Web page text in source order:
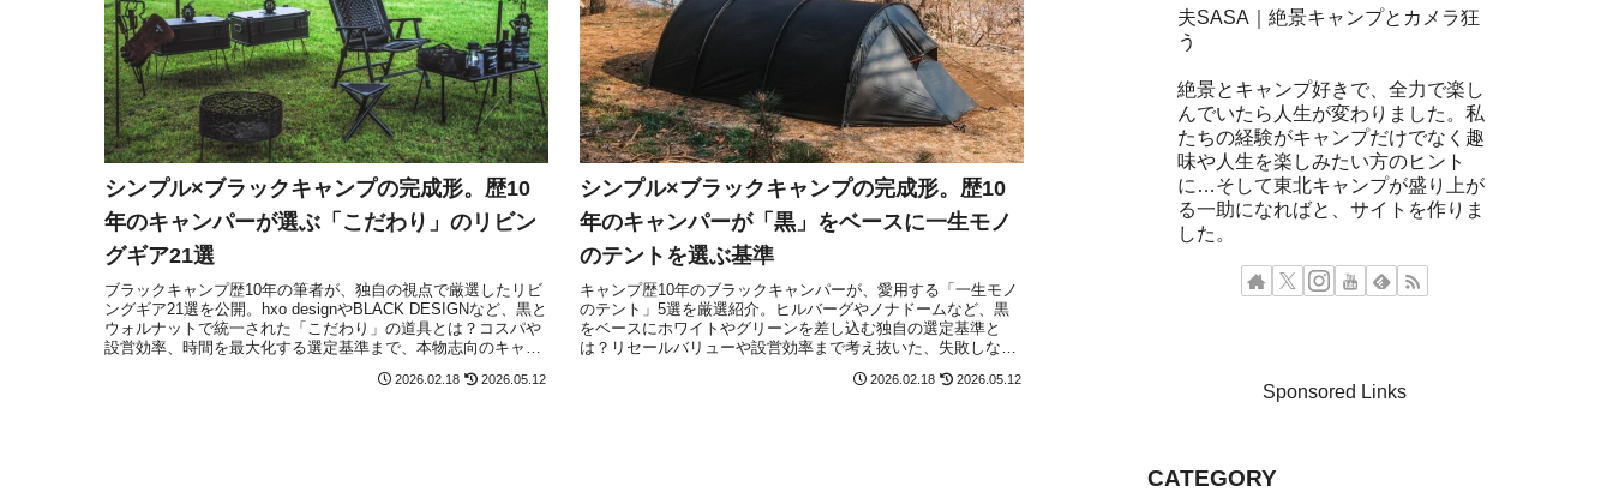
シンプル×ブラックキャンプの完成形。歴10
年のキャンパーが選ぶ「こだわり」のリビン
グギア21選
ブラックキャンプ歴10年の筆者が、独自の視点で厳選したリビ
ングギア21選を公開。hxo designやBLACK DESIGNなど、黒と
ウォルナットで統一された「こだわり」の道具とは？コスパや
設営効率、時間を最大化する選定基準まで、本物志向のキャン
2026.02.18 2026.05.12
シンプル×ブラックキャンプの完成形。歴10
年のキャンパーが「黒」をベースに一生モノ
のテントを選ぶ基準
キャンプ歴10年のブラックキャンパーが、愛用する「一生モノ
のテント」5選を厳選紹介。ヒルバーグやノナドームなど、黒
をベースにホワイトやグリーンを差し込む独自の選定基準と
は？リセールバリューや設営効率まで考え抜いた、失敗しない
2026.02.18 2026.05.12
夫SASA｜絶景キャンプとカメラ狂
う
絶景とキャンプ好きで、全力で楽し
んでいたら人生が変わりました。私
たちの経験がキャンプだけでなく趣
味や人生を楽しみたい方のヒント
に…そして東北キャンプが盛り上が
る一助になればと、サイトを作りま
した。
Sponsored Links
CATEGORY